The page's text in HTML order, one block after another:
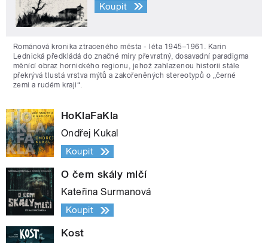
Koupit
Románová kronika ztraceného města - léta 1945–1961. Karin
Lednická předkládá do značné míry převratný, dosavadní paradigma
měnící obraz hornického regionu, jehož zahlazenou historii stále
překrývá tlustá vrstva mýtů a zakořeněných stereotypů o „černé
zemi a rudém kraji“.
HoKlaFaKla
Ondřej Kukal
Koupit
O čem skály mlčí
Kateřina Surmanová
Koupit
Kost